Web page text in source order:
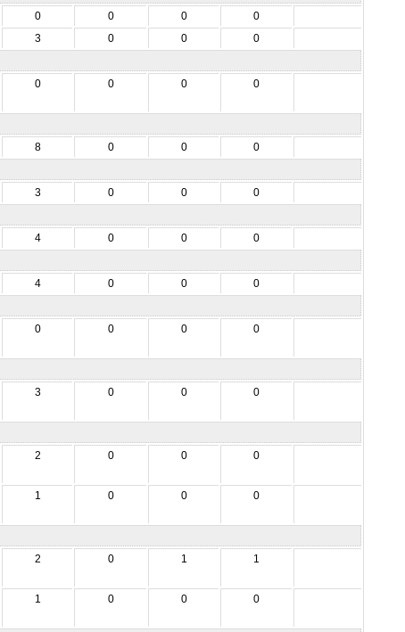
0 0 0
0
3 0 0
0
0 0 0 0
8 0 0
0
3 0 0
0
4 0 0
0
4 0 0
0
0 0 0 0
3 0 0 0
2 0 0 0
1 0 0 0
2 0 1 1
1 0 0 0